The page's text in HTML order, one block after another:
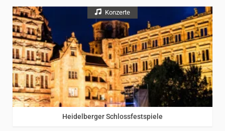
Konzerte
Odenwald/ Rhein/Neckartal
Heidelberger Schlossfestspiele